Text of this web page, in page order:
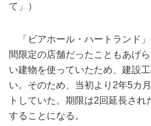
て」）
「ビアホール・ハートランド
間限定の店舗だったこともあげ
い建物を使っていたため、建設
い。そのため、当初より2年5カ
トしていた。期限は2回延長さ
することになる。